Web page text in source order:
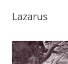
Lazarus